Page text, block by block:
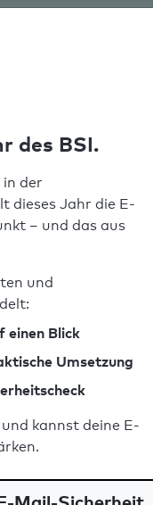
Prüfergebnis
des BSI.
der
dieses Jahr die E-
– und das aus
und
einen Blick
Umsetzung
kannst deine E-